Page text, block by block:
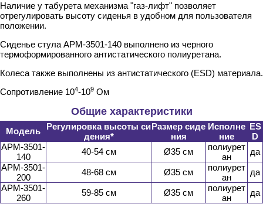
Наличие у табурета механизма "газ-лифт" позволяет
отрегулировать высоту сиденья в удобном для пользователя
положении.
Сиденье стула АРМ-3501-140 выполнено из черного
термоформированного антистатического полиуретана.
Колеса также выполнены из антистатического (ESD) материала.
Сопротивление 104-109 Ом
Общие характеристики
Модель
Регулировка высоты си
дения*
Размер сиде
ния
Исполне
ние
ES
D
АРМ-3501-
140
40-54 см Ø35 см
полиурет
ан
да
АРМ-3501-
200
48-68 см Ø35 см
полиурет
ан
да
АРМ-3501-
260
59-85 см Ø35 см
полиурет
ан
да